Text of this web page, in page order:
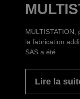
MULTISTATION,
la fabrication
SAS a été
Lire la